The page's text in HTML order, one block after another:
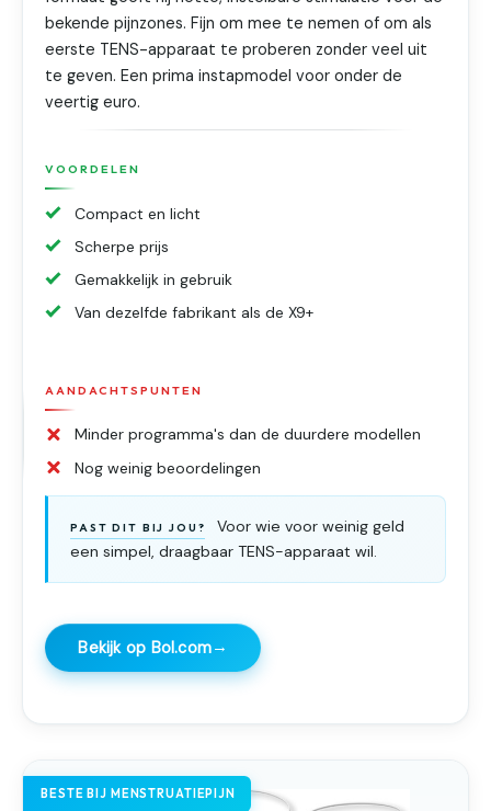
bekende pijnzones. Fijn om mee te nemen of om als
eerste TENS-apparaat te proberen zonder veel uit
te geven. Een prima instapmodel voor onder de
veertig euro.
VOORDELEN
Compact en licht
Scherpe prijs
Gemakkelijk in gebruik
Van dezelfde fabrikant als de X9+
AANDACHTSPUNTEN
Minder programma's dan de duurdere modellen
Nog weinig beoordelingen
PAST DIT BIJ JOU?
Voor wie voor weinig geld
een simpel, draagbaar TENS-apparaat wil.
Bekijk op Bol.com→
BESTE BIJ MENSTRUATIEPIJN